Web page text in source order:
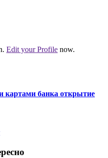
Edit your Profile now.
картами банка открытие